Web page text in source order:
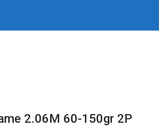
2.06M 60-150gr 2P